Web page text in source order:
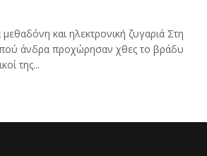
και ηλεκτρονική ζυγαριά Στη
άνδρα προχώρησαν χθες το βράδυ
της...